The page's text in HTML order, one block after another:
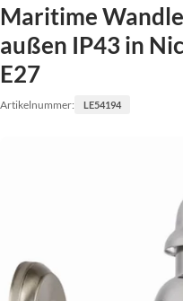
Maritime
außen IP43 in
E27
Artikelnummer: LE54194